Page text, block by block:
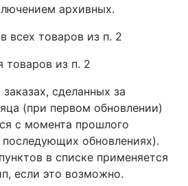
архивных.
всех товаров из п. 2
товаров из п. 2
сделанных за
(при первом обновлении)
с момента прошлого
обновлениях).
в списке применяется
если это возможно.